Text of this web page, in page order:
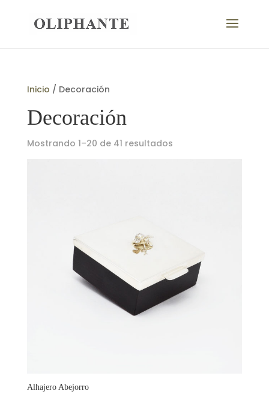
Inicio / Decoración
Decoración
Mostrando 1–20 de 41 resultados
Alhajero Abejorro